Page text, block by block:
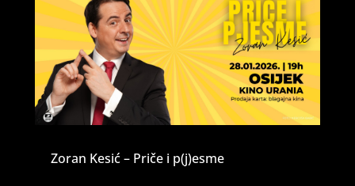
Zoran Kesić – Priče i p(j)esme